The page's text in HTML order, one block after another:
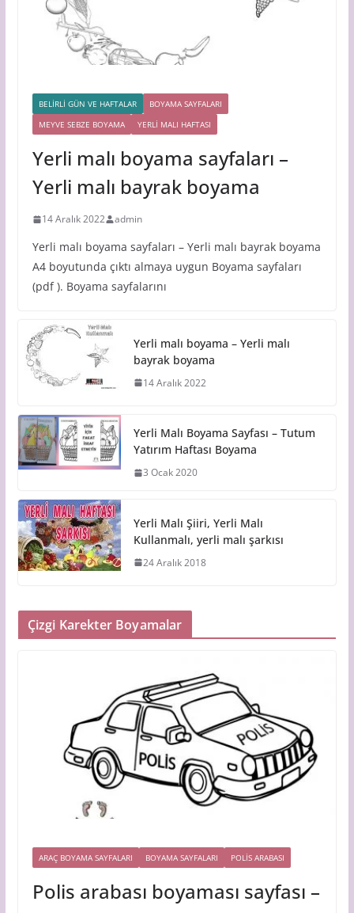
BELİRLİ GÜN VE HAFTALAR
BOYAMA SAYFALARI
MEYVE SEBZE BOYAMA
YERLİ MALI HAFTASI
Yerli malı boyama sayfaları –
Yerli malı bayrak boyama
14 Aralık 2022 admin
Yerli malı boyama sayfaları – Yerli malı bayrak boyama
A4 boyutunda çıktı almaya uygun Boyama sayfaları
(pdf ). Boyama sayfalarını
Yerli malı boyama – Yerli malı
bayrak boyama
14 Aralık 2022
Yerli Malı Boyama Sayfası – Tutum
Yatırım Haftası Boyama
3 Ocak 2020
Yerli Malı Şiiri, Yerli Malı
Kullanmalı, yerli malı şarkısı
24 Aralık 2018
Çizgi Karekter Boyamalar
ARAÇ BOYAMA SAYFALARI BOYAMA SAYFALARI POLIS ARABASI
Polis arabası boyaması sayfası –